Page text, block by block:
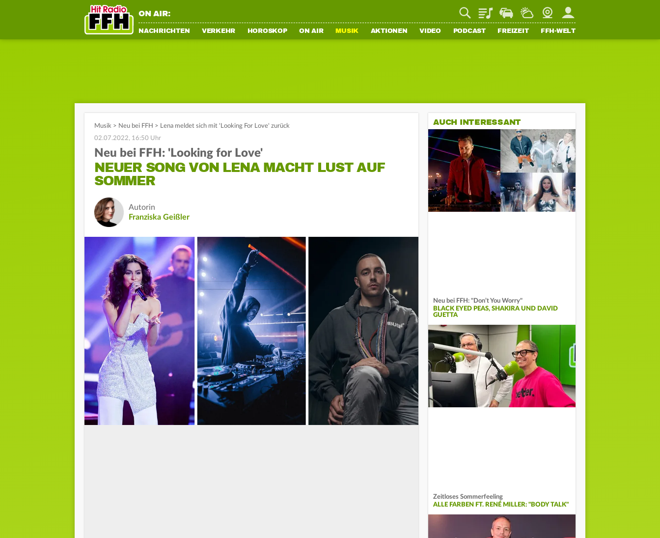
ON AIR: PlaylistStaupilotWetterWebcamMein FFH
NACHRICHTEN VERKEHR HOROSKOP ON AIR MUSIK AKTIONEN VIDEO PODCAST FREIZEIT FFH-WELT
Musik > Neu bei FFH > Lena meldet sich mit 'Looking For Love' zurück
02.07.2022, 16:50 Uhr
Neu bei FFH: 'Looking for Love'
NEUER SONG VON LENA MACHT LUST AUF
SOMMER
Autorin
Franziska Geißler
AUCH INTERESSANT
Neu bei FFH: "Don’t You Worry"
BLACK EYED PEAS, SHAKIRA UND DAVID
GUETTA
Zeitloses Sommerfeeling
ALLE FARBEN FT. RENÉ MILLER: "BODY TALK"